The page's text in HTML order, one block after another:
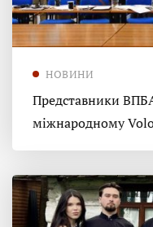
НОВИНИ
Представники
міжнародному